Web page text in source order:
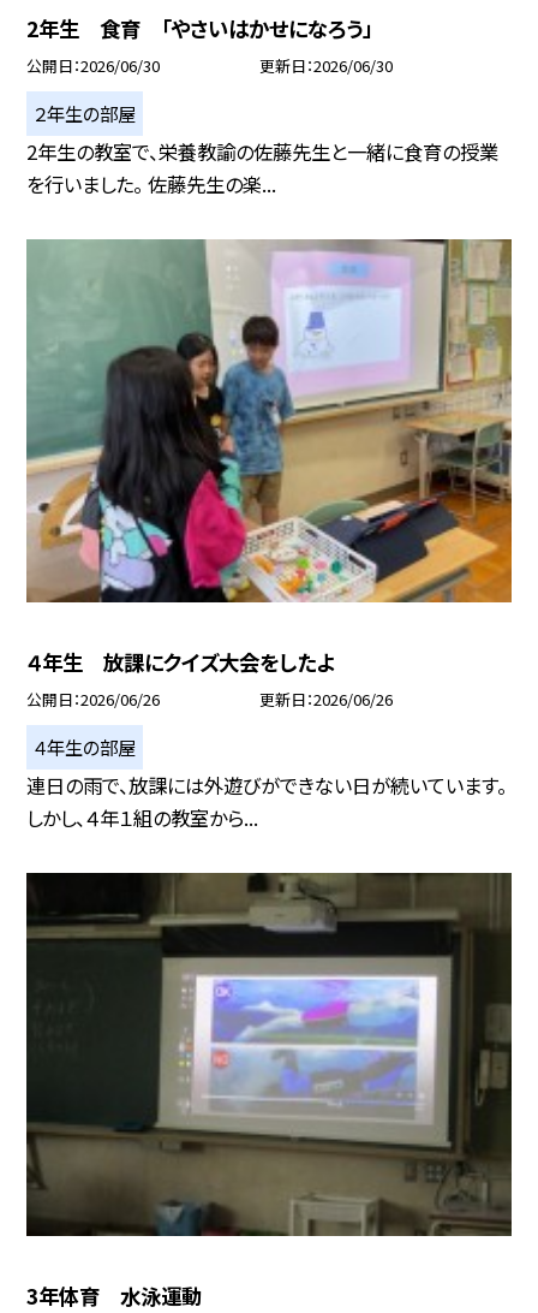
2年生 食育 「やさいはかせになろう」
公開日 2026/06/30 更新日 2026/06/30
２年生の部屋
2年生の教室で、栄養教諭の佐藤先生と一緒に食育の授業
を行いました。 佐藤先生の楽...
４年生 放課にクイズ大会をしたよ
公開日 2026/06/26 更新日 2026/06/26
４年生の部屋
連日の雨で、放課には外遊びができない日が続いています。
しかし、４年１組の教室から...
3年体育 水泳運動